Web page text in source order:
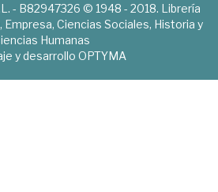
- B82947326 © 1948 - 2018. Librería
Ciencias Sociales, Historia y
Humanas
y desarrollo OPTYMA